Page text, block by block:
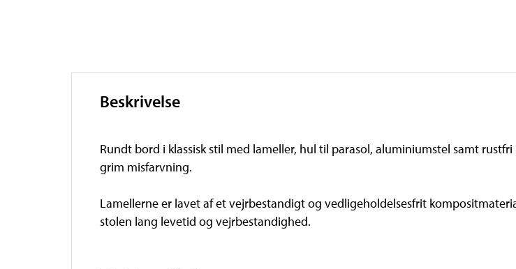
Beskrivelse
Rundt bord i klassisk stil med lameller, hul til parasol, aluminiumstel samt
grim misfarvning.
Lamellerne er lavet af et vejrbestandigt og vedligeholdelsesfrit
stolen lang levetid og vejrbestandighed.